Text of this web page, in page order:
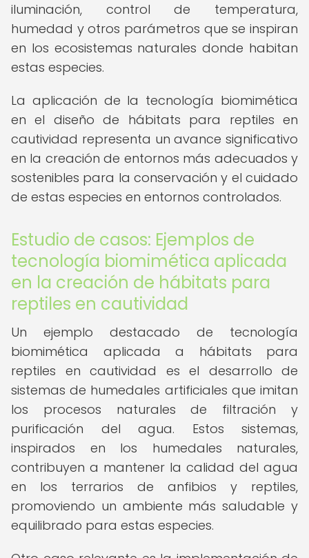
iluminación, control de temperatura,
humedad y otros parámetros que se inspiran
en los ecosistemas naturales donde habitan
estas especies.
La aplicación de la tecnología biomimética
en el diseño de hábitats para reptiles en
cautividad representa un avance significativo
en la creación de entornos más adecuados y
sostenibles para la conservación y el cuidado
de estas especies en entornos controlados.
Estudio de casos: Ejemplos de
tecnología biomimética aplicada
en la creación de hábitats para
reptiles en cautividad
Un ejemplo destacado de tecnología
biomimética aplicada a hábitats para
reptiles en cautividad es el desarrollo de
sistemas de humedales artificiales que imitan
los procesos naturales de filtración y
purificación del agua. Estos sistemas,
inspirados en los humedales naturales,
contribuyen a mantener la calidad del agua
en los terrarios de anfibios y reptiles,
promoviendo un ambiente más saludable y
equilibrado para estas especies.